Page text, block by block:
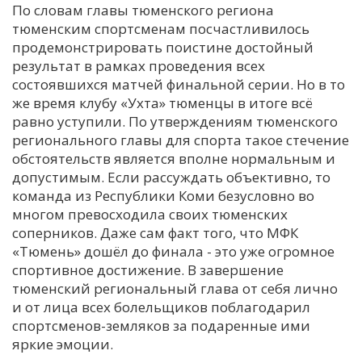
По словам главы тюменского региона
тюменским спортсменам посчастливилось
продемонстрировать поистине достойный
результат в рамках проведения всех
состоявшихся матчей финальной серии. Но в то
же время клубу «Ухта» тюменцы в итоге всё
равно уступили. По утверждениям тюменского
регионального главы для спорта такое стечение
обстоятельств является вполне нормальным и
допустимым. Если рассуждать объективно, то
команда из Республики Коми безусловно во
многом превосходила своих тюменских
соперников. Даже сам факт того, что МФК
«Тюмень» дошёл до финала - это уже огромное
спортивное достижение. В завершение
тюменский региональный глава от себя лично
и от лица всех болельщиков поблагодарил
спортсменов-земляков за подаренные ими
яркие эмоции.